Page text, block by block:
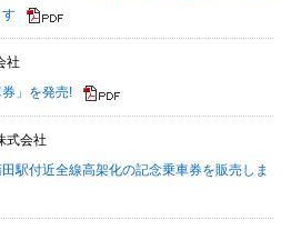
社
券」を発売!
式会社
駅付近全線高架化の記念乗車券を販売しま